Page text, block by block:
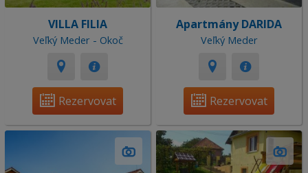
VILLA FILIA
Veľký Meder - Okoč
Rezervovat
Apartmány DARIDA
Veľký Meder
Rezervovat